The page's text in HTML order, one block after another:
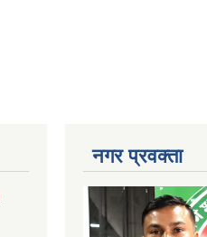
नगर प्रवक्ता